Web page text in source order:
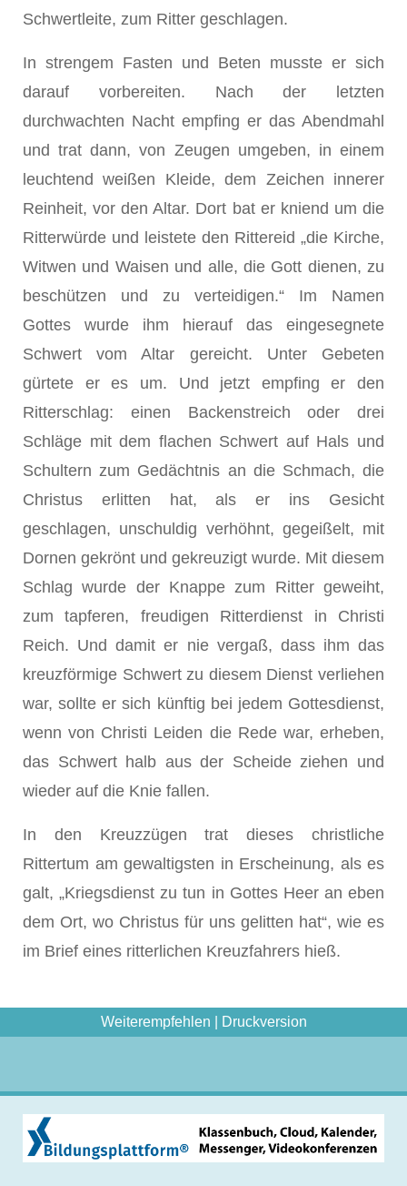
Schwertleite, zum Ritter geschlagen.
In strengem Fasten und Beten musste er sich
darauf vorbereiten. Nach der letzten
durchwachten Nacht empfing er das Abendmahl
und trat dann, von Zeugen umgeben, in einem
leuchtend weißen Kleide, dem Zeichen innerer
Reinheit, vor den Altar. Dort bat er kniend um die
Ritterwürde und leistete den Rittereid „die Kirche,
Witwen und Waisen und alle, die Gott dienen, zu
beschützen und zu verteidigen.“ Im Namen
Gottes wurde ihm hierauf das eingesegnete
Schwert vom Altar gereicht. Unter Gebeten
gürtete er es um. Und jetzt empfing er den
Ritterschlag: einen Backenstreich oder drei
Schläge mit dem flachen Schwert auf Hals und
Schultern zum Gedächtnis an die Schmach, die
Christus erlitten hat, als er ins Gesicht
geschlagen, unschuldig verhöhnt, gegeißelt, mit
Dornen gekrönt und gekreuzigt wurde. Mit diesem
Schlag wurde der Knappe zum Ritter geweiht,
zum tapferen, freudigen Ritterdienst in Christi
Reich. Und damit er nie vergaß, dass ihm das
kreuzförmige Schwert zu diesem Dienst verliehen
war, sollte er sich künftig bei jedem Gottesdienst,
wenn von Christi Leiden die Rede war, erheben,
das Schwert halb aus der Scheide ziehen und
wieder auf die Knie fallen.
In den Kreuzzügen trat dieses christliche
Rittertum am gewaltigsten in Erscheinung, als es
galt, „Kriegsdienst zu tun in Gottes Heer an eben
dem Ort, wo Christus für uns gelitten hat“, wie es
im Brief eines ritterlichen Kreuzfahrers hieß.
Weiterempfehlen Druckversion